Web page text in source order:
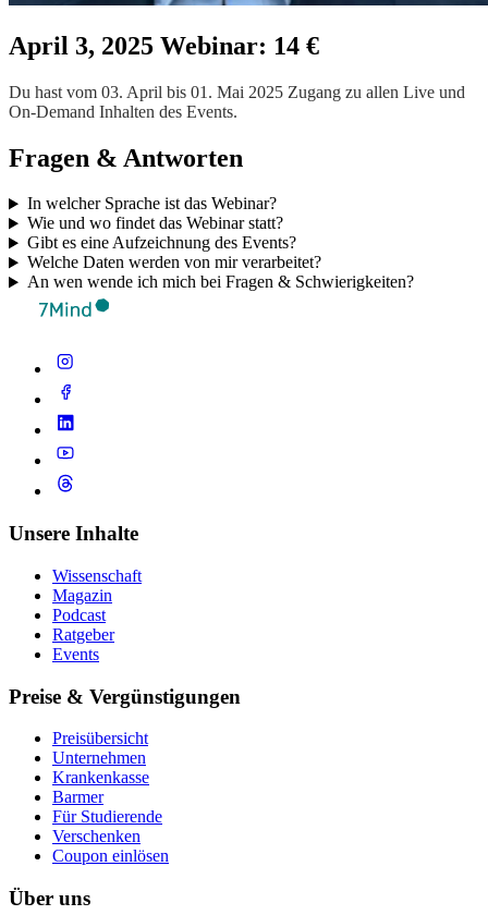
April 3, 2025 Webinar: 14 €
Du hast vom 03. April bis 01. Mai 2025 Zugang zu allen Live und
On-Demand Inhalten des Events.
Fragen & Antworten
In welcher Sprache ist das Webinar?
Wie und wo findet das Webinar statt?
Gibt es eine Aufzeichnung des Events?
Welche Daten werden von mir verarbeitet?
An wen wende ich mich bei Fragen & Schwierigkeiten?
Unsere Inhalte
Wissenschaft
Magazin
Podcast
Ratgeber
Events
Preise & Vergünstigungen
Preisübersicht
Unternehmen
Krankenkasse
Barmer
Für Studierende
Ver­schen­ken
Coupon einlösen
Über uns